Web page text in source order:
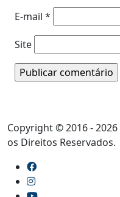
E-mail *
Site
Copyright © 2016 - 2026
os Direitos Reservados.